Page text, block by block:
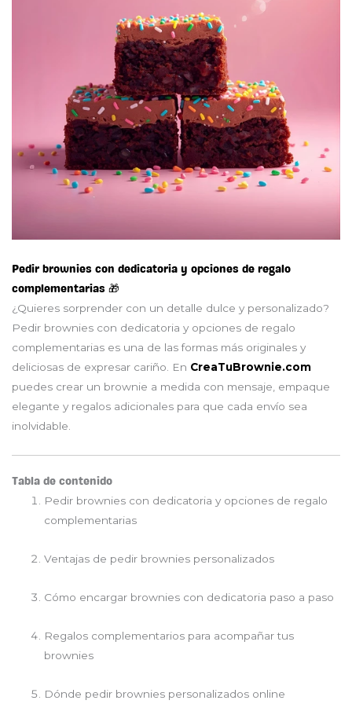
Pedir brownies con dedicatoria y opciones de regalo
complementarias 🎁
¿Quieres sorprender con un detalle dulce y personalizado?
Pedir brownies con dedicatoria y opciones de regalo
complementarias es una de las formas más originales y
deliciosas de expresar cariño. En CreaTuBrownie.com
puedes crear un brownie a medida con mensaje, empaque
elegante y regalos adicionales para que cada envío sea
inolvidable.
Tabla de contenido
Pedir brownies con dedicatoria y opciones de regalo
complementarias
Ventajas de pedir brownies personalizados
Cómo encargar brownies con dedicatoria paso a paso
Regalos complementarios para acompañar tus
brownies
Dónde pedir brownies personalizados online